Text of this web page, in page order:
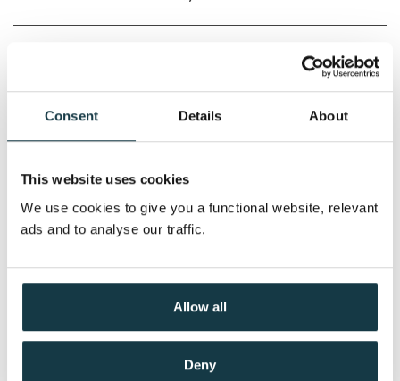
Consent Details About
This website uses cookies
We use cookies to give you a functional website, relevant
ads and to analyse our traffic.
Allow all
Deny
Detective D.D. Warren /
Lisa
Gardner
Pris 399,–
Aldri si det
Detective D.D. Warren /Lisa
Gardner